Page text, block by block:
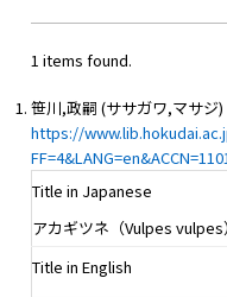
1 items found.
笹川,政嗣 (ササガワ,マサジ)
https://
Title in Japanese
アカギツネ（Vulpes
Title in English